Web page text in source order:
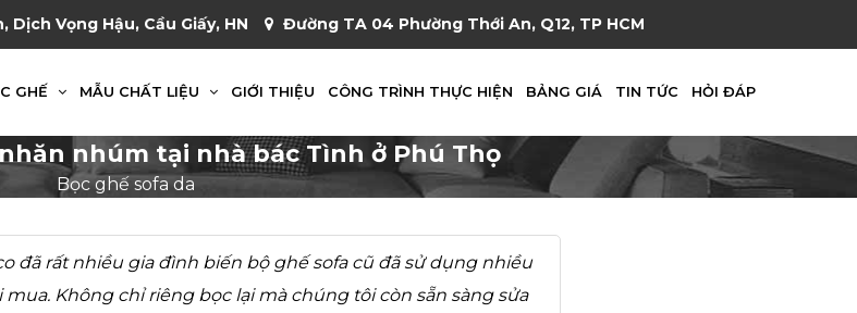
Vọng Hậu, Cầu Giấy, HN Đường TA 04 Phường Thới An, Q12, TP HCM
GHẾ MẪU CHẤT LIỆU GIỚI THIỆU CÔNG TRÌNH THỰC HIỆN BẢNG GIÁ TIN TỨC HỎI ĐÁP
nhúm tại nhà bác Tình ở Phú Thọ
Bọc ghế sofa da
đã rất nhiều gia đình biến bộ ghế sofa cũ đã sử dụng nhiều
Không chỉ riêng bọc lại mà chúng tôi còn sẵn sàng sửa